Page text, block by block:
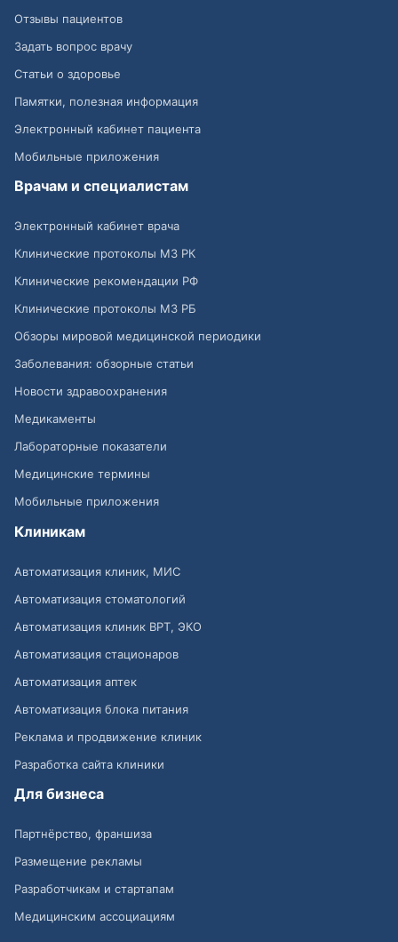
Отзывы пациентов
Задать вопрос врачу
Статьи о здоровье
Памятки, полезная информация
Электронный кабинет пациента
Мобильные приложения
Врачам и специалистам
Электронный кабинет врача
Клинические протоколы МЗ РК
Клинические рекомендации РФ
Клинические протоколы МЗ РБ
Обзоры мировой медицинской периодики
Заболевания: обзорные статьи
Новости здравоохранения
Медикаменты
Лабораторные показатели
Медицинские термины
Мобильные приложения
Клиникам
Автоматизация клиник, МИС
Автоматизация стоматологий
Автоматизация клиник ВРТ, ЭКО
Автоматизация стационаров
Автоматизация аптек
Автоматизация блока питания
Реклама и продвижение клиник
Разработка сайта клиники
Для бизнеса
Партнёрство, франшиза
Размещение рекламы
Разработчикам и стартапам
Медицинским ассоциациям